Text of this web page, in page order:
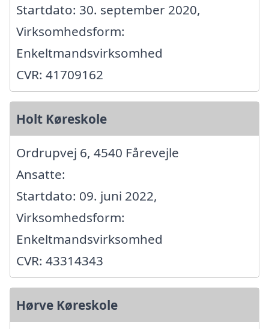
Startdato: 30. september 2020,
Virksomhedsform:
Enkeltmandsvirksomhed
CVR: 41709162
Holt Køreskole
Ordrupvej 6, 4540 Fårevejle
Ansatte:
Startdato: 09. juni 2022,
Virksomhedsform:
Enkeltmandsvirksomhed
CVR: 43314343
Hørve Køreskole